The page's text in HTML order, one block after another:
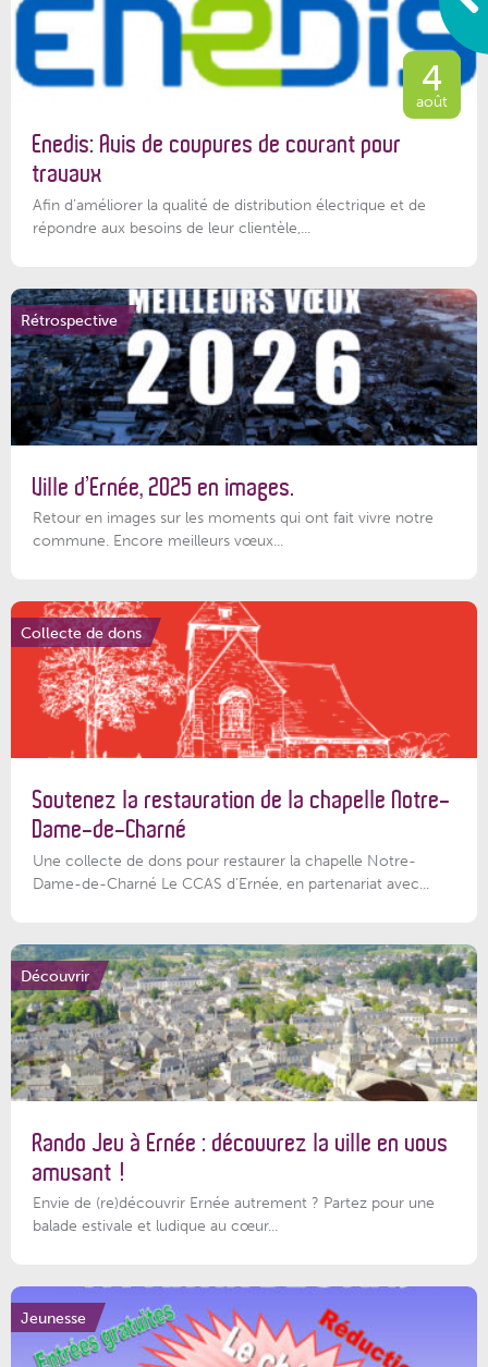
4
août
Enedis: Avis de coupures de courant pour
travaux
Afin d’améliorer la qualité de distribution électrique et de
répondre aux besoins de leur clientèle,...
Rétrospective
Ville d’Ernée, 2025 en images.
Retour en images sur les moments qui ont fait vivre notre
commune. Encore meilleurs vœux...
Collecte de dons
Soutenez la restauration de la chapelle Notre-
Dame-de-Charné
Une collecte de dons pour restaurer la chapelle Notre-
Dame-de-Charné Le CCAS d’Ernée, en partenariat avec...
Découvrir
Rando Jeu à Ernée : découvrez la ville en vous
amusant !
Envie de (re)découvrir Ernée autrement ? Partez pour une
balade estivale et ludique au cœur...
Jeunesse